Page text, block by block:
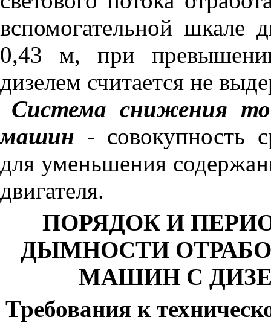
вспомогательной шкале
0,43 м, при
дизелем считается не
Система снижения
машин - совокупность
для уменьшения
двигателя.
ПОРЯДОК И
ДЫМНОСТИ
МАШИН С
Требования к